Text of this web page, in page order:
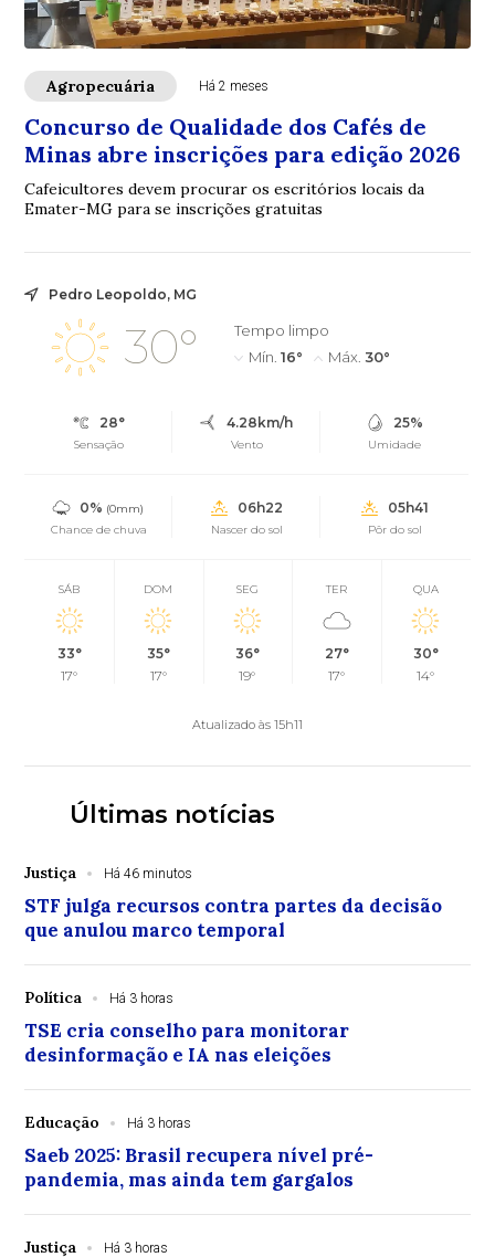
Agropecuária Há 2 meses
Concurso de Qualidade dos Cafés de
Minas abre inscrições para edição 2026
Cafeicultores devem procurar os escritórios locais da
Emater-MG para se inscrições gratuitas
Pedro Leopoldo, MG
30°
Tempo limpo
Mín. 16° Máx. 30°
28°
Sensação
4.28km/h
Vento
25%
Umidade
0% (0mm)
Chance de chuva
06h22
Nascer do sol
05h41
Pôr do sol
SÁB
33°
17°
DOM
35°
17°
SEG
36°
19°
TER
27°
17°
QUA
30°
14°
Atualizado às 15h11
Últimas notícias
Justiça Há 46 minutos
STF julga recursos contra partes da decisão
que anulou marco temporal
Política Há 3 horas
TSE cria conselho para monitorar
desinformação e IA nas eleições
Educação Há 3 horas
Saeb 2025: Brasil recupera nível pré-
pandemia, mas ainda tem gargalos
Justiça Há 3 horas